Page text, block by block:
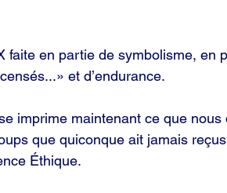
faite en partie de symbolisme, en
et d’endurance.
imprime maintenant ce que nous
que quiconque ait jamais
Éthique.